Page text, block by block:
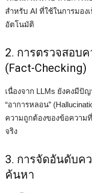
สำหรับ AI ที่ใช้ในการมอง
อัตโนมัติ
2. การตรวจสอบ
(Fact-Checking)
เนื่องจาก LLMs ยังคงมีปั
“อาการหลอน”
ความถูกต้องของข้อความ
จริง
3. การจัดอันดับค
ค้นหา